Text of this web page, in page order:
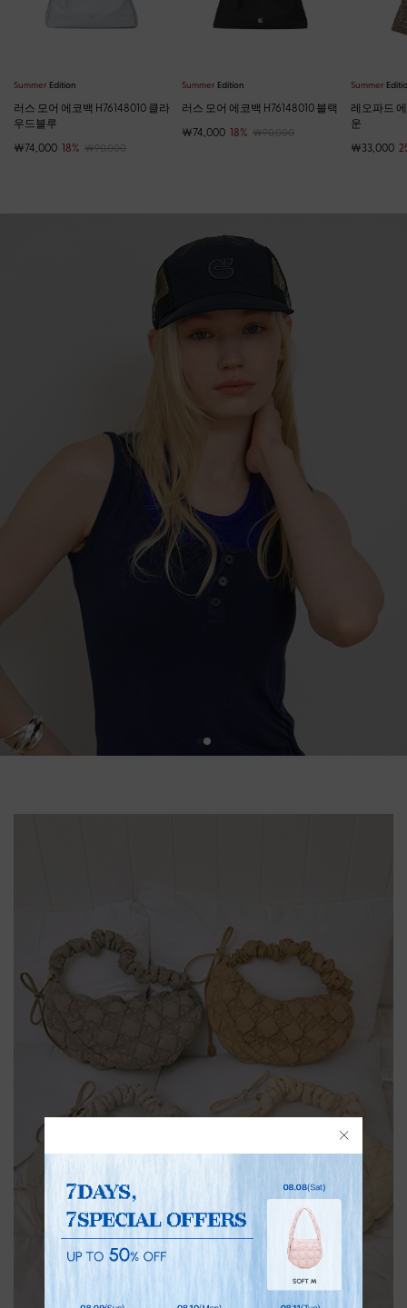
Summer Edition
러스 모어 에코백 H76148010 클라
우드블루
￦74,000 18% ￦90,000
Summer Edition
러스 모어 에코백 H76148010 블랙
￦74,000 18% ￦90,000
Summer
레오파드
운
￦33,000